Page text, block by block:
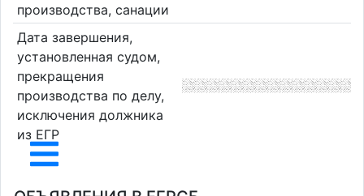
производства, санации
Дата завершения,
установленная судом,
прекращения
производства по делу,
исключения должника
из ЕГР